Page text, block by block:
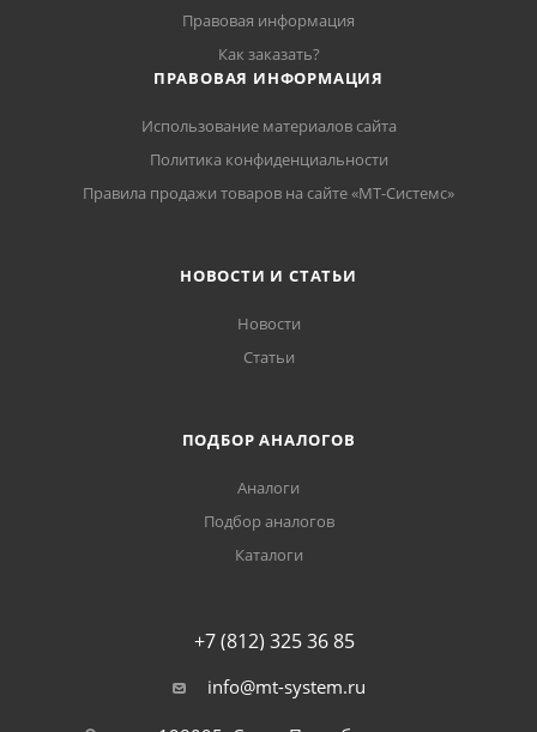
Правовая информация
Как заказать?
ПРАВОВАЯ ИНФОРМАЦИЯ
Использование материалов сайта
Политика конфиденциальности
Правила продажи товаров на сайте «МТ-Системс»
НОВОСТИ И СТАТЬИ
Новости
Статьи
ПОДБОР АНАЛОГОВ
Аналоги
Подбор аналогов
Каталоги
+7 (812) 325 36 85
info@mt-system.ru